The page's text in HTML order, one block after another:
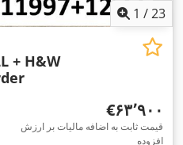
1 /23
+ H&W
‎€۶۳٬۹۰۰
قیمت ثابت به اضافه مالیات بر ارزش
افزوده